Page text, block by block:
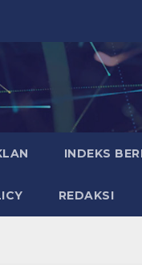
INDEKS
REDAKSI